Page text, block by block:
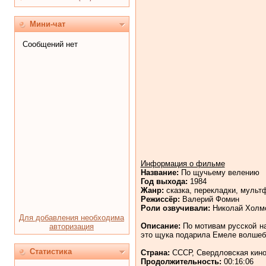
Мини-чат
Для добавления необходима
авторизация
Статистика
Информация о фильме
Название: По щучьему велению
Год выхода: 1984
Жанр: сказка, перекладки,
Режиссёр: Валерий Фомин
Роли озвучивали: Николай
Описание: По мотивам русской
это щука подарила Емеле
Страна: СССР, Свердловская
Продолжительность: 00:16:06